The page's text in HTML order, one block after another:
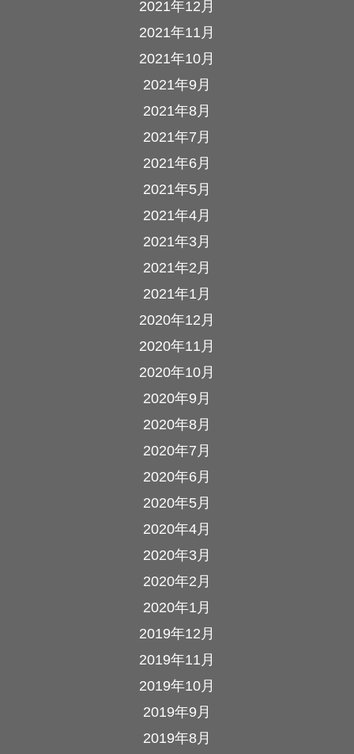
2021年12月
2021年11月
2021年10月
2021年9月
2021年8月
2021年7月
2021年6月
2021年5月
2021年4月
2021年3月
2021年2月
2021年1月
2020年12月
2020年11月
2020年10月
2020年9月
2020年8月
2020年7月
2020年6月
2020年5月
2020年4月
2020年3月
2020年2月
2020年1月
2019年12月
2019年11月
2019年10月
2019年9月
2019年8月